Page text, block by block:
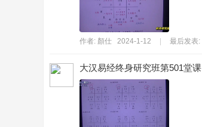
作者: 顏仕 2024-1-12 最后发表:
大汉易经终身研究班第501堂课